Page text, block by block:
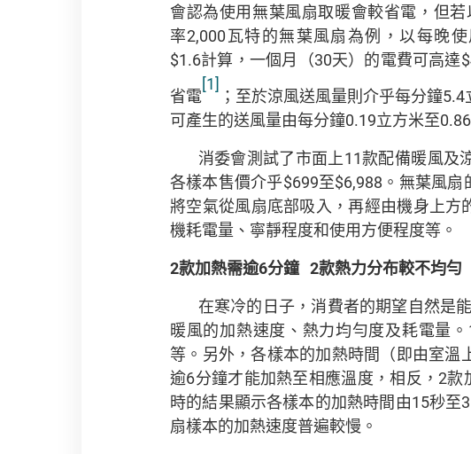
會認為使用無葉風扇取暖會較省電，但
率2,000瓦特的無葉風扇為例，以每晚
$1.6計算，一個月（30天）的電費可高
省電
[1]
；至於涼風送風量則介乎每分鐘
可產生的送風量由每分鐘0.19立方米至
消委會測試了市面上11款配備暖風及
各樣本售價介乎$699至$6,988。無葉風
將空氣從風扇底部吸入，再經由機身上
機耗電量、寧靜程度和使用方便程度等。
2款加熱需逾6分鐘2款熱力分布較不均勻
在寒冷的日子，消費者的期望自然是
暖風的加熱速度、熱力均勻度及耗電量
等。另外，各樣本的加熱時間（即由室溫
逾6分鐘才能加熱至相應溫度，相反，2
時的結果顯示各樣本的加熱時間由15秒
扇樣本的加熱速度普遍較慢。